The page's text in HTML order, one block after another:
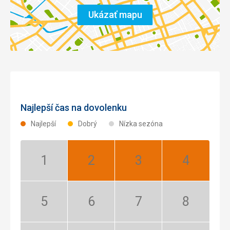
Ukázať mapu
Najlepší čas na dovolenku
Najlepší Dobrý Nízka sezóna
Január:
Február:
Marec:
Apríl:
Máj:
Jún:
Júl:
August: